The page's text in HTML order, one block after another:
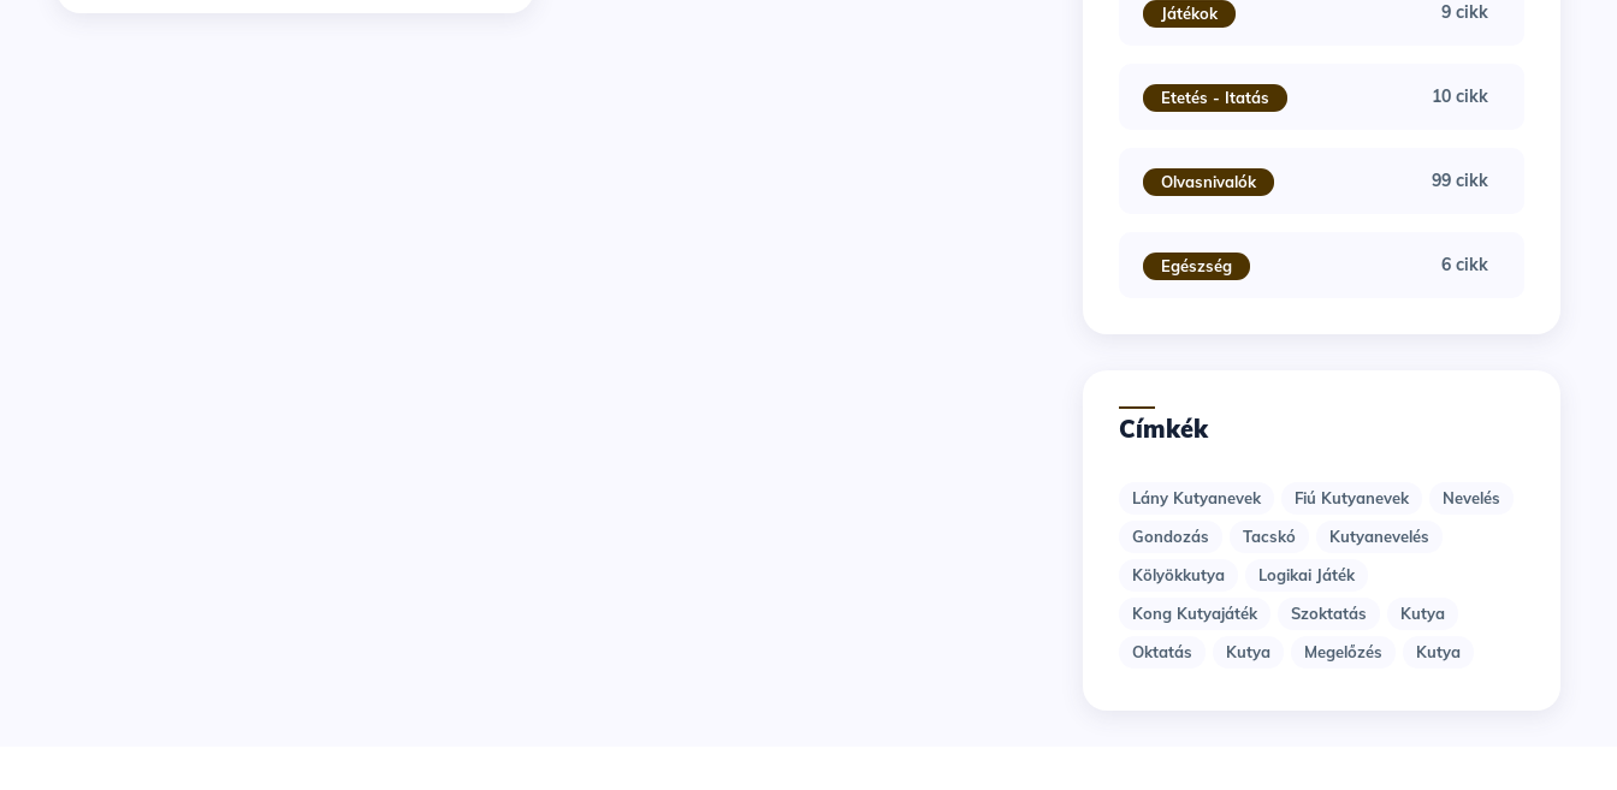
Játékok 9 cikk
Etetés - Itatás 10 cikk
Olvasnivalók 99 cikk
Egészség 6 cikk
Címkék
Lány Kutyanevek Fiú Kutyanevek
Nevelés
Gondozás
Tacskó
Kutyanevelés
Kölyökkutya
Logikai Játék
Kong Kutyajáték
Szoktatás
Kutya
Oktatás
Kutya Megelőzés Kutya